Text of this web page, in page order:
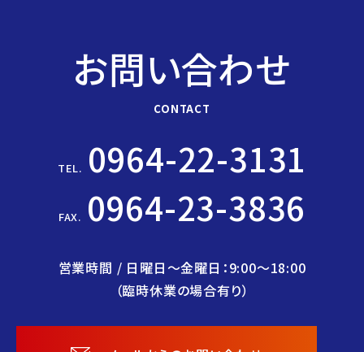
お問い合わせ
CONTACT
TEL. 0964-22-3131
FAX. 0964-23-3836
営業時間 / 日曜日〜金曜日：9:00〜18:00
（臨時休業の場合有り）